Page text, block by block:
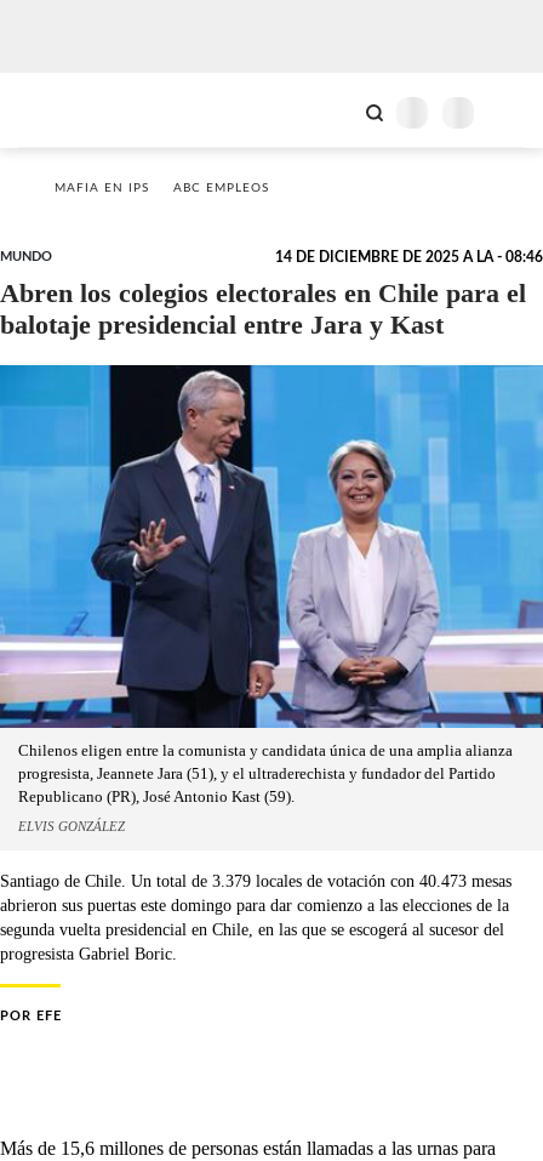
MAFIA EN IPS ABC EMPLEOS
MUNDO 14 DE DICIEMBRE DE 2025 A LA - 08:46
Abren los colegios electorales en Chile para el
balotaje presidencial entre Jara y Kast
Chilenos eligen entre la comunista y candidata única de una amplia alianza
progresista, Jeannete Jara (51), y el ultraderechista y fundador del Partido
Republicano (PR), José Antonio Kast (59).
ELVIS GONZÁLEZ
Santiago de Chile. Un total de 3.379 locales de votación con 40.473 mesas
abrieron sus puertas este domingo para dar comienzo a las elecciones de la
segunda vuelta presidencial en Chile, en las que se escogerá al sucesor del
progresista Gabriel Boric.
POR EFE
Más de 15,6 millones de personas están llamadas a las urnas para